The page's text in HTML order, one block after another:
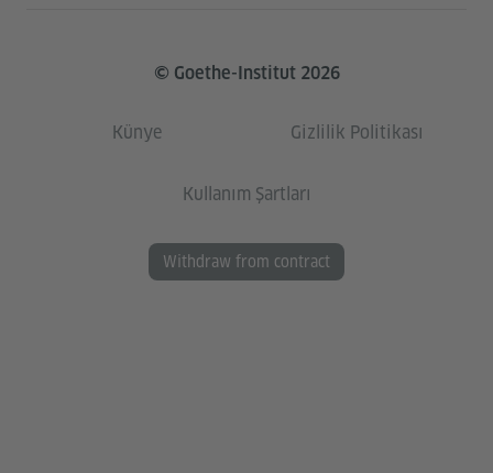
© Goethe-Institut 2026
Künye Gizlilik Politikası
Kullanım Şartları
Withdraw from contract